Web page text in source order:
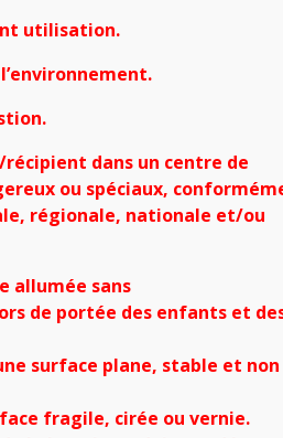
utilisation.
dans un centre de
ou spéciaux,
régionale, nationale et/ou
allumée sans
de portée des enfants et
surface plane, stable et non
fragile, cirée ou vernie.